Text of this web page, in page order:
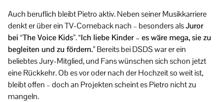
Auch beruflich bleibt Pietro aktiv. Neben seiner Musikkarriere
denkt er über ein TV-Comeback nach – besonders alsJuror
bei “The Voice Kids”.“Ich liebe Kinder – es wäre mega, sie zu
begleiten und zu fördern.”Bereits bei DSDS war er ein
beliebtes Jury-Mitglied, und Fans wünschen sich schon jetzt
eine Rückkehr. Ob es vor oder nach der Hochzeit so weit ist,
bleibt offen – doch an Projekten scheint es Pietro nicht zu
mangeln.